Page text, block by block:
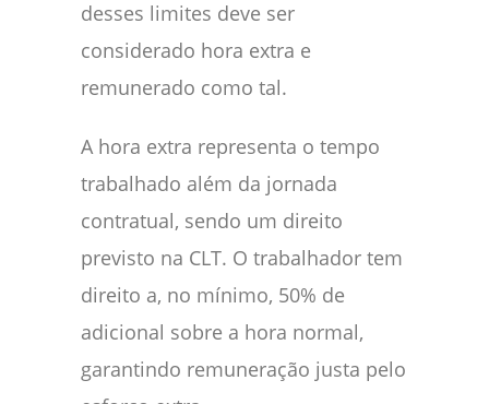
desses limites deve ser
considerado hora extra e
remunerado como tal.
A hora extra representa o tempo
trabalhado além da jornada
contratual, sendo um direito
previsto na CLT. O trabalhador tem
direito a, no mínimo, 50% de
adicional sobre a hora normal,
garantindo remuneração justa pelo